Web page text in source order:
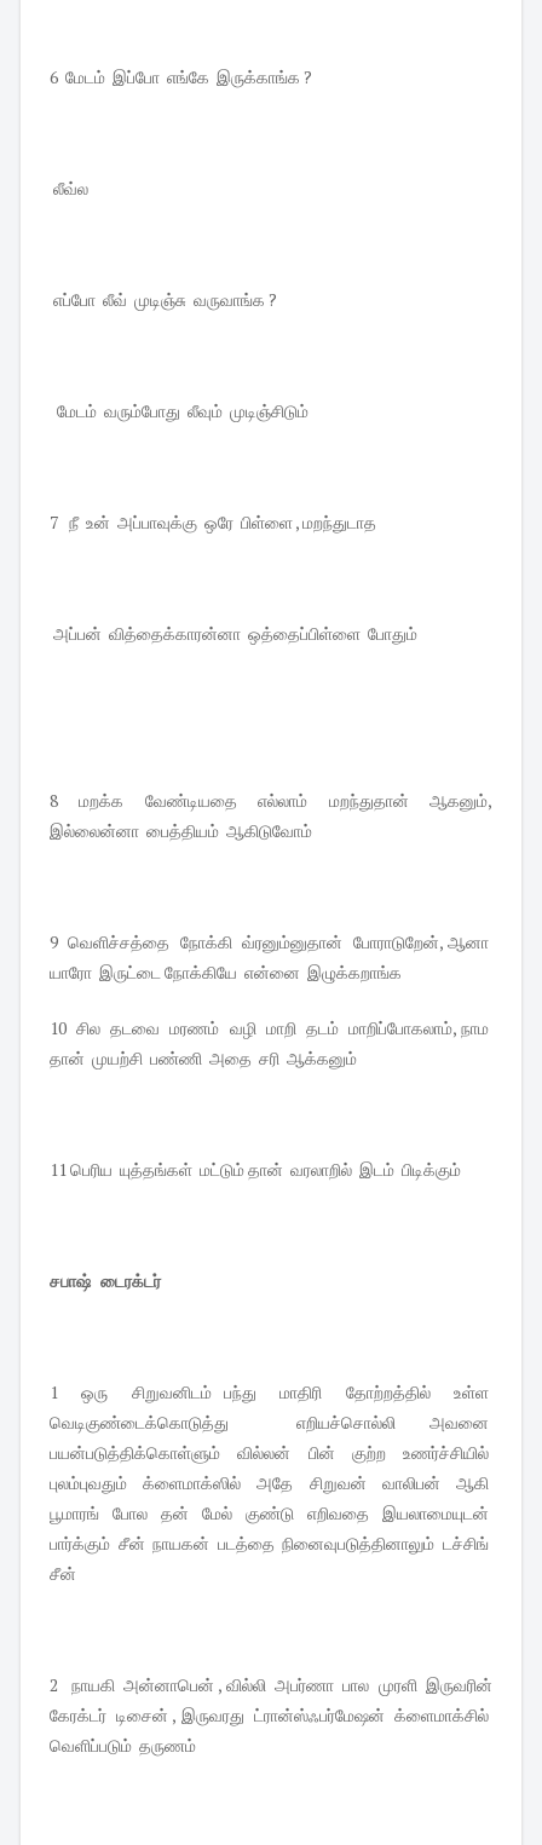
6 மேடம் இப்போ எங்கே இருக்காங்க ?
லீவ்ல
எப்போ லீவ் முடிஞ்சு வருவாங்க ?
மேடம் வரும்போது லீவும் முடிஞ்சிடும்
7 நீ உன் அப்பாவுக்கு ஒரே பிள்ளை , மறந்துடாத
அப்பன் வித்தைக்காரன்னா ஒத்தைப்பிள்ளை போதும்
8 மறக்க வேண்டியதை எல்லாம் மறந்துதான் ஆகனும்,
இல்லைன்னா பைத்தியம் ஆகிடுவோம்
9 வெளிச்சத்தை நோக்கி வ்ரனும்னுதான் போராடுறேன், ஆனா
யாரோ இருட்டை நோக்கியே என்னை இழுக்கறாங்க
10 சில தடவை மரணம் வழி மாறி தடம் மாறிப்போகலாம், நாம
தான் முயற்சி பண்ணி அதை சரி ஆக்கனும்
11 பெரிய யுத்தங்கள் மட்டும் தான் வரலாறில் இடம் பிடிக்கும்
சபாஷ் டைரக்டர்
1 ஒரு சிறுவனிடம் பந்து மாதிரி தோற்றத்தில் உள்ள
வெடிகுண்டைக்கொடுத்து எறியச்சொல்லி அவனை
பயன்படுத்திக்கொள்ளும் வில்லன் பின் குற்ற உணர்ச்சியில்
புலம்புவதும் க்ளைமாக்ஸில் அதே சிறுவன் வாலிபன் ஆகி
பூமாரங் போல தன் மேல் குண்டு எறிவதை இயலாமையுடன்
பார்க்கும் சீன் நாயகன் படத்தை நினைவுபடுத்தினாலும் டச்சிங்
சீன்
2 நாயகி அன்னாபென் , வில்லி அபர்ணா பால முரளி இருவரின்
கேரக்டர் டிசைன் , இருவரது ட்ரான்ஸ்ஃபர்மேஷன் க்ளைமாக்சில்
வெளிப்படும் தருணம்